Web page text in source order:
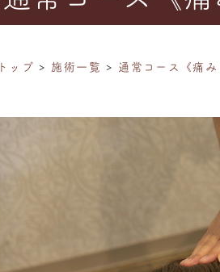
トップ 施術一覧 通常コース《痛